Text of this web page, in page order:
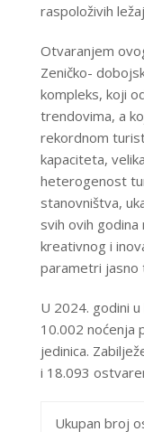
raspoloživih
Otvaranjem
Zeničko-
kompleks, koji
trendovima, a
rekordnom
kapaciteta,
heterogenost
stanovništva,
svih ovih
kreativnog i
parametri jasno
U 2024. godini
10.002 noćenja
jedinica.
i 18.093
Ukupan broj